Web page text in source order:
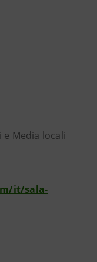
e Media locali
it/sala-